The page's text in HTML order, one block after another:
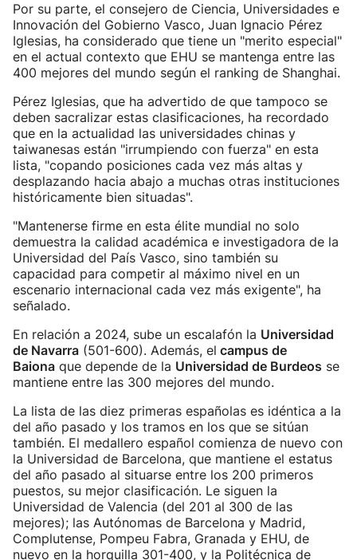
Por su parte, el consejero de Ciencia, Universidades e
Innovación del Gobierno Vasco, Juan Ignacio Pérez
Iglesias, ha considerado que tiene un "merito especial"
en el actual contexto que EHU se mantenga entre las
400 mejores del mundo según el ranking de Shanghai.
Pérez Iglesias, que ha advertido de que tampoco se
deben sacralizar estas clasificaciones, ha recordado
que en la actualidad las universidades chinas y
taiwanesas están "irrumpiendo con fuerza" en esta
lista, "copando posiciones cada vez más altas y
desplazando hacia abajo a muchas otras instituciones
históricamente bien situadas".
"Mantenerse firme en esta élite mundial no solo
demuestra la calidad académica e investigadora de la
Universidad del País Vasco, sino también su
capacidad para competir al máximo nivel en un
escenario internacional cada vez más exigente", ha
señalado.
En relación a 2024, sube un escalafón la Universidad
de Navarra (501-600). Además, el campus de
Baiona que depende de la Universidad de Burdeos se
mantiene entre las 300 mejores del mundo.
La lista de las diez primeras españolas es idéntica a la
del año pasado y los tramos en los que se sitúan
también. El medallero español comienza de nuevo con
la Universidad de Barcelona, que mantiene el estatus
del año pasado al situarse entre los 200 primeros
puestos, su mejor clasificación. Le siguen la
Universidad de Valencia (del 201 al 300 de las
mejores); las Autónomas de Barcelona y Madrid,
Complutense, Pompeu Fabra, Granada y EHU, de
nuevo en la horquilla 301-400, y la Politécnica de